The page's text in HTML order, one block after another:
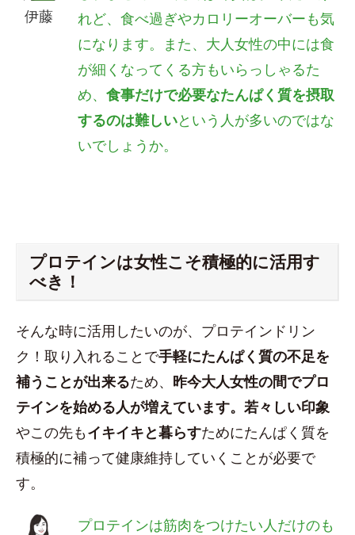
伊藤
れど、食べ過ぎやカロリーオーバーも気
になります。また、 大人女性の中には食
が細くなってくる方もいらっしゃるた
め、食事だけで必要なたんぱく質を摂取
するのは難しいという人が多いのではな
いでしょうか。
プロテインは女性こそ積極的に活用す
べき！
そんな時に活用したいのが、プロテインドリン
ク！取り入れることで手軽にたんぱく質の不足を
補うことが出来るため、 昨今大人女性の間でプロ
テインを始める人が増えています。若々しい印象
やこの先もイキイキと暮らすためにたんぱく質を
積極的に補って健康維持していくことが必要で
す。
プロテインは筋肉をつけたい人だけのも